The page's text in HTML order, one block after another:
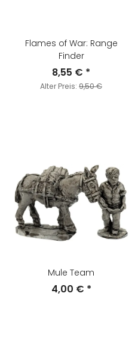
Flames of War: Range
Finder
8,55 € *
Alter Preis: 9,50 €
Mule Team
4,00 € *